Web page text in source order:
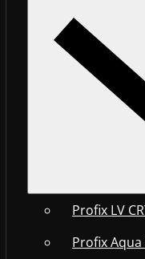
Profix LV
Profix Aqua